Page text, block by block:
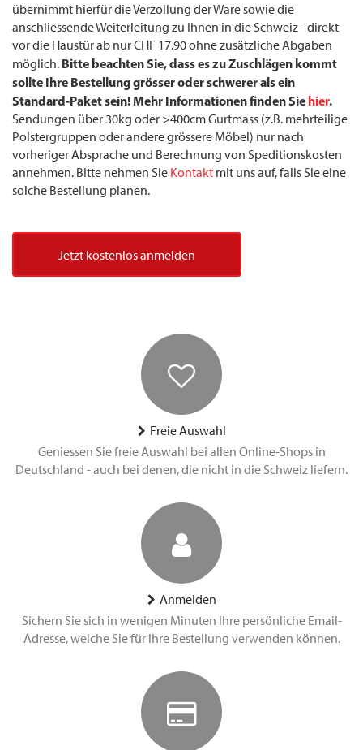
übernimmt hierfür die Verzollung der Ware sowie die
anschliessende Weiterleitung zu Ihnen in die Schweiz - direkt
vor die Haustür ab nur CHF 17.90 ohne zusätzliche Abgaben
möglich. Bitte beachten Sie, dass es zu Zuschlägen kommt
sollte Ihre Bestellung grösser oder schwerer als ein
Standard-Paket sein! Mehr Informationen finden Sie hier.
Sendungen über 30kg oder >400cm Gurtmass (z.B. mehrteilige
Polstergruppen oder andere grössere Möbel) nur nach
vorheriger Absprache und Berechnung von Speditionskosten
annehmen. Bitte nehmen Sie Kontakt mit uns auf, falls Sie eine
solche Bestellung planen.
Jetzt kostenlos anmelden
Freie Auswahl
Geniessen Sie freie Auswahl bei allen Online-Shops in
Deutschland - auch bei denen, die nicht in die Schweiz liefern.
Anmelden
Sichern Sie sich in wenigen Minuten Ihre persönliche Email-
Adresse, welche Sie für Ihre Bestellung verwenden können.